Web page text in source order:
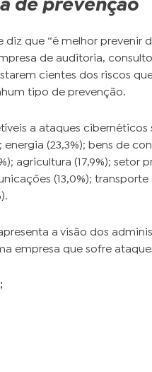
de prevenção
que “é melhor prevenir
de auditoria,
cientes dos riscos
tipo de prevenção.
a ataques cibernéticos
(23,3%); bens de
agricultura (17,9%); setor
(13,0%); transporte
a visão dos
empresa que sofre